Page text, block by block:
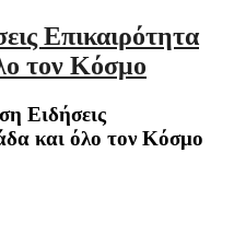
Επικαιρότητα
τον Κόσμο
Ειδήσεις
και όλο τον Κόσμο